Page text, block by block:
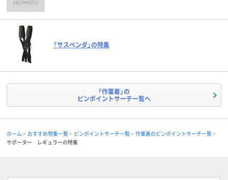
「サスペンダ」の特集
「作業着」の
ピンポイントサーチ一覧へ
ホーム おすすめ特集一覧 ピンポイントサーチ一覧
作業着のピンポイントサーチ一覧
サポーター レギュラーの特集